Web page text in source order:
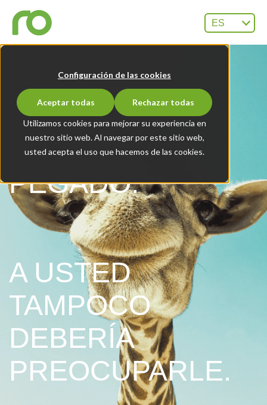
Utilizamos cookies para mejorar su experiencia en
nuestro sitio web. Al navegar por este sitio web,
usted acepta el uso que hacemos de las cookies.
Configuración de las cookies
Aceptar todas Rechazar todas
ES
NO LE
PREOCUPA EL
PEGADO.
A USTED
TAMPOCO
DEBERÍA
PREOCUPARLE.